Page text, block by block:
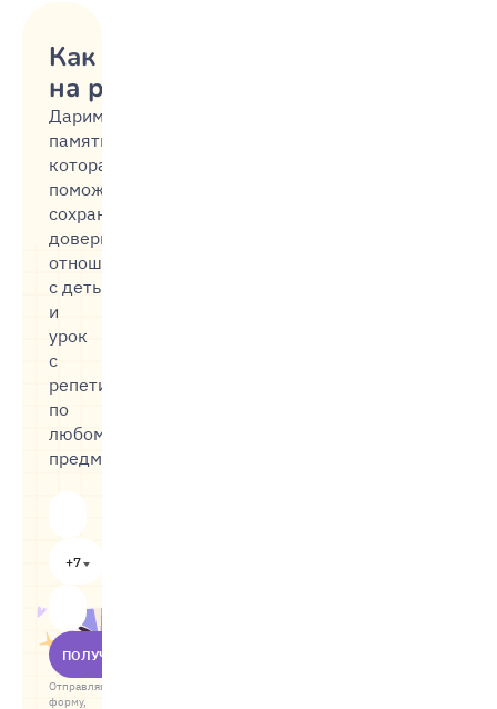
Как не срываться
на ребёнка
Дарим
памятку,
которая
поможет
сохранить
доверительные
отношения
с детьми,
и
урок
с
репетитором
по
любому
предмету
+7
ПОЛУЧИТЬ
Отправляя
форму,